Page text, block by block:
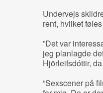
Undervejs
rent, hvilket
”Det var
jeg planlagde
Hjörleifsdóttir,
”Sexscener på